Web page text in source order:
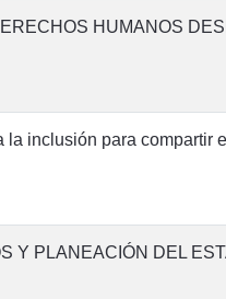
HUMANOS
inclusión para compartir
Y PLANEACIÓN DEL